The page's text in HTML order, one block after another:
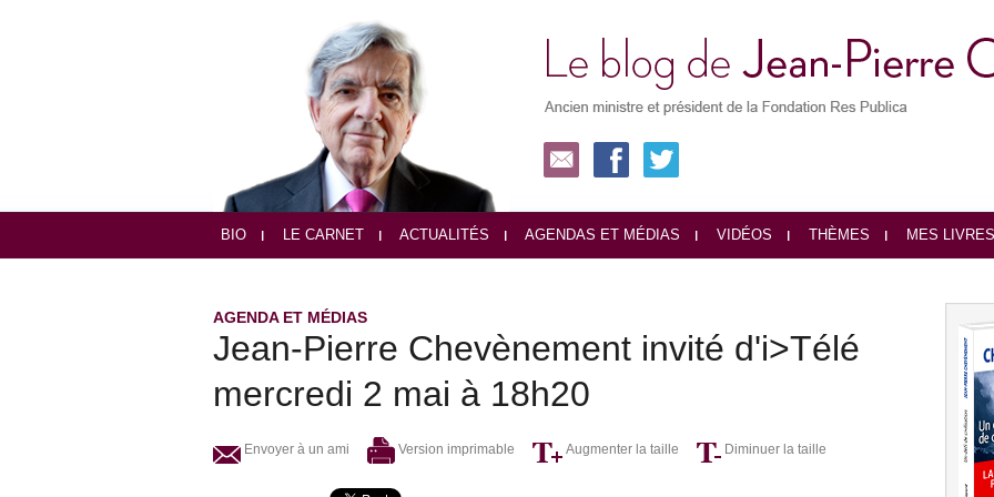
BIO LE CARNET ACTUALITÉS AGENDAS ET MÉDIAS VIDÉOS THÈMES MES LIVRES
AGENDA ET MÉDIAS
Jean-Pierre Chevènement invité d'i>Télé
mercredi 2 mai à 18h20
Envoyer à un ami Version imprimable Augmenter la taille Diminuer la taille